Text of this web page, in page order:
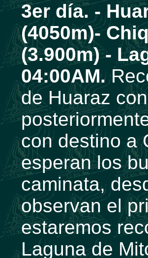
3er día. -
(4050m)-
(3.900m) -
04:00AM.
de Huaraz
con destino a
esperan los
caminata,
observan el
estaremos
Laguna de